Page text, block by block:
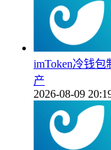
imToken冷钱
产
2026-08-09